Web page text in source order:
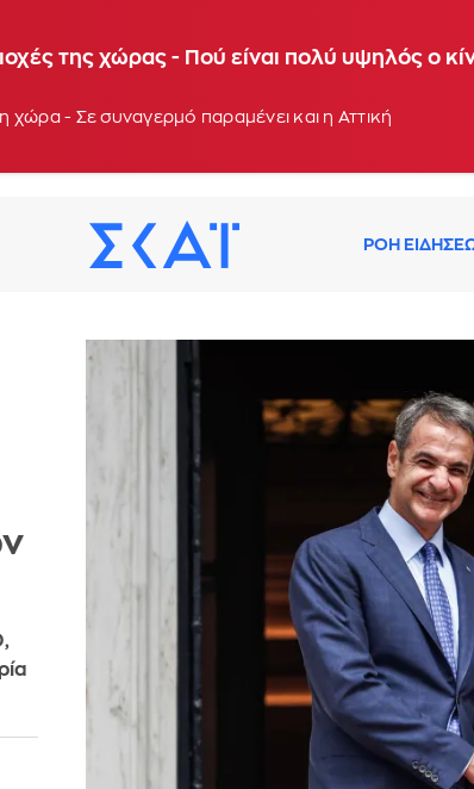
τις επόμενες ημέρες - Συνεδρίαση της
της χώρας - Πού είναι πολύ υψηλός ο
- Σε συναγερμό παραμένει και η Αττική
ΡΟΗ